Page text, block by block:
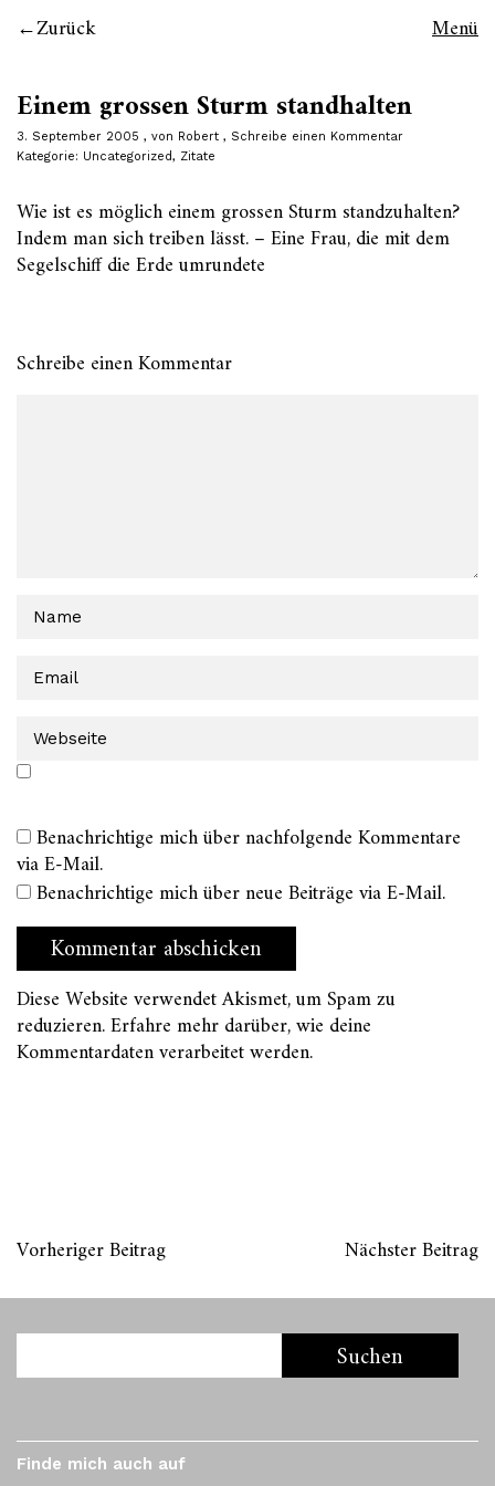
Zurück Menü
Einem grossen Sturm standhalten
3. September 2005 von Robert
Schreibe einen Kommentar
Kategorie: Uncategorized, Zitate
Wie ist es möglich einem grossen Sturm standzuhalten?
Indem man sich treiben lässt. – Eine Frau, die mit dem
Segelschiff die Erde umrundete
Schreibe einen Kommentar
Benachrichtige mich über nachfolgende Kommentare
via E-Mail.
Benachrichtige mich über neue Beiträge via E-Mail.
Diese Website verwendet Akismet, um Spam zu
reduzieren.Erfahre mehr darüber, wie deine
Kommentardaten verarbeitet werden.
Vorheriger Beitrag Nächster Beitrag
Finde mich auch auf